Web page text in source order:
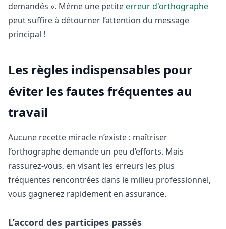
demandés ». Même une petiteerreur d'orthographe
peut suffire à détourner l’attention du message
principal !
Les règles indispensables pour
éviter les fautes fréquentes au
travail
Aucune recette miracle n’existe : maîtriser
l’orthographe demande un peu d’efforts. Mais
rassurez-vous, en visant les erreurs les plus
fréquentes rencontrées dans le milieu professionnel,
vous gagnerez rapidement en assurance.
L’accord des participes passés